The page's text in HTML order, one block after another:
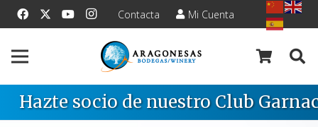
Contacta Mi Cuenta
Hazte socio de nuestro Club